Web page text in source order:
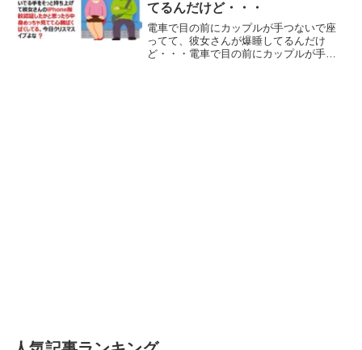
てるんだけど・・・
電車で目の前にカップルが手つないで座
ってて、彼女さんが爆睡してるんだけ
ど・・・電車で目の前にカップルが手つ